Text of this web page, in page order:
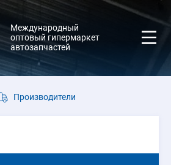
Международный
оптовый гипермаркет
автозапчастей
Производители